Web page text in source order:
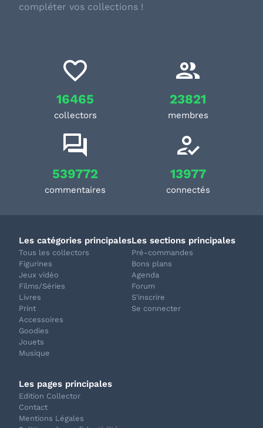
compléter vos collections !
16465
collectors
23821
membres
539772
commentaires
13977
connectés
Les catégories principales
Tous les collectors
Figurines
Jeux vidéo
Films/Séries
Livres
Print
Accessoires
Goodies
Jouets
Musique
Les sections principales
Pré-commandes
Bons plans
Agenda
Forum
S'inscrire
Se connecter
Les pages principales
Edition Collector
Contact
Mentions Légales